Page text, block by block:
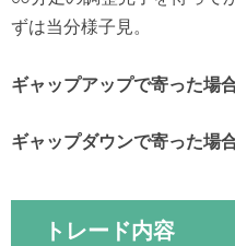
ずは当分様子見。
ギャップアップで寄った場
ギャップダウンで寄った場
トレード内容